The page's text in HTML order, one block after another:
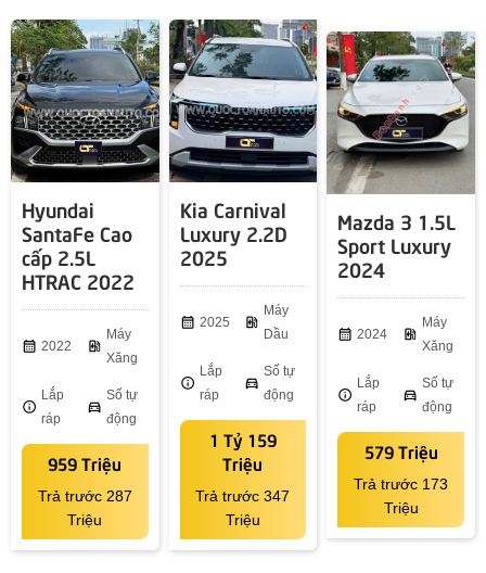
Hyundai
SantaFe Cao
cấp 2.5L
HTRAC 2022
calendar_month 2022 ev_station
Máy
Xăng
info
Lắp
ráp
directions_car
Số tự
động
959 Triệu
Trả trước 287
Triệu
Kia Carnival
Luxury 2.2D
2025
calendar_month 2025 ev_station
Máy
Dầu
info
Lắp
ráp
directions_car
Số tự
động
1 Tỷ 159
Triệu
Trả trước 347
Triệu
Mazda 3 1.5L
Sport Luxury
2024
calendar_month 2024 ev_station
Máy
Xăng
info
Lắp
ráp
directions_car
Số tự
động
579 Triệu
Trả trước 173
Triệu